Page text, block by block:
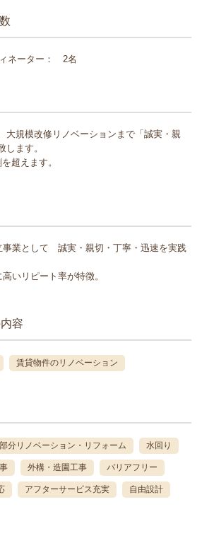
ネーター： 2名
大規模改修リノベーションまで「誠実・親
します。
超えます。
事業として 誠実・親切・丁寧・迅速を実践
いリピート率が特徴。
容
賃貸物件のリノベーション
部分リノベーション・リフォーム 水回り
外構・造園工事 バリアフリー
アフターサービス充実 自由設計